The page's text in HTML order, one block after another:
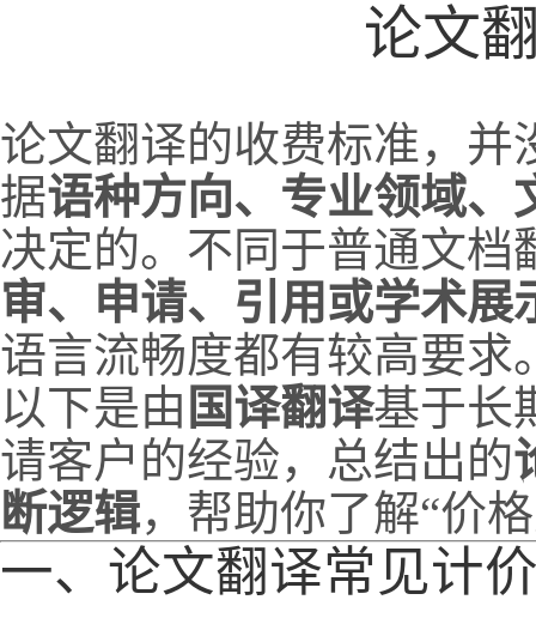
论文
论文翻译的收费标准，并
据语种方向、专业领域、
决定的。不同于普通文档
审、申请、引用或学术展
语言流畅度都有较高要求
以下是由 国译翻译基于长
请客户的经验，总结出的
断逻辑，帮助你了解“价
一、论文翻译常见计